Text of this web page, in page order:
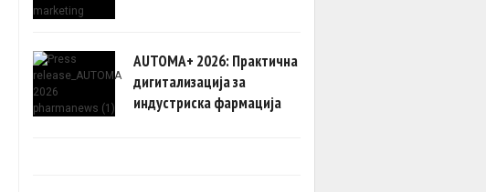
AUTOMA+ 2026: Практична
дигитализација за
индустриска фармација